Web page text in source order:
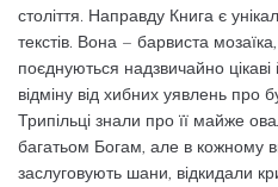
століття. Направду Книга є
текстів. Вона – барвиста
поєднуються надзвичайно
відміну від хибних уявлень
Трипільці знали про її майже
багатьом Богам, але в кожному
заслуговують шани, відкидали